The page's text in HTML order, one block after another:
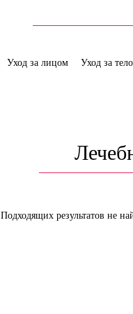
Уход за лицом Уход за
Подходящих результатов не